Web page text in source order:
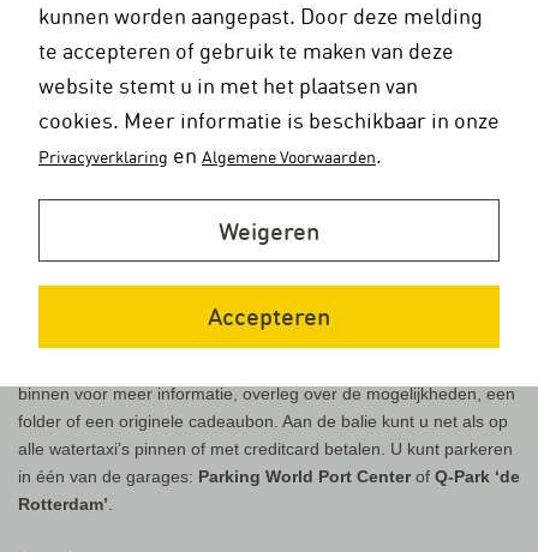
Zaterdag Zondag
Ons kantoor is gevestigd directnaast Hotel New Yorkaan de
Wilhelminakade, Rotterdam.
binnen voor meer informatie, overleg over de mogelijkheden, een
folder of een originele cadeaubon. Aan de balie kunt u net als op
alle watertaxi’s pinnen of met creditcard betalen. U kunt parkeren
in één van de garages: Parking World Port Centerof Q-Park ‘de
Rotterdam’
kunnen worden aangepast. Door deze melding
te accepteren of gebruik te maken van deze
website stemt u in met het plaatsen van
cookies. Meer informatie is beschikbaar in onze
Privacyverklaring en Algemene Voorwaarden.
Weigeren
Accepteren